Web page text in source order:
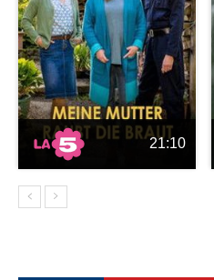
21:10